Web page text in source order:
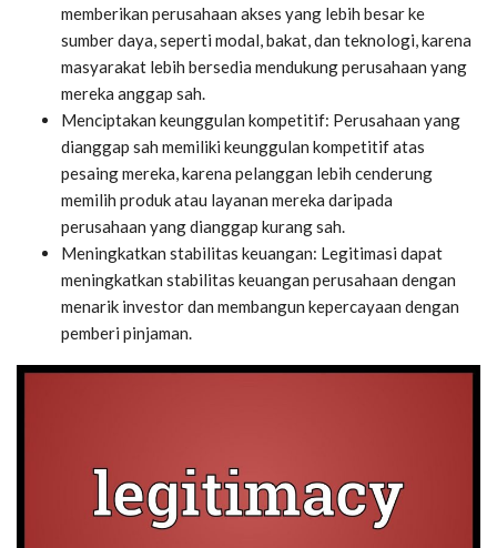
memberikan perusahaan akses yang lebih besar ke
sumber daya, seperti modal, bakat, dan teknologi, karena
masyarakat lebih bersedia mendukung perusahaan yang
mereka anggap sah.
Menciptakan keunggulan kompetitif: Perusahaan yang
dianggap sah memiliki keunggulan kompetitif atas
pesaing mereka, karena pelanggan lebih cenderung
memilih produk atau layanan mereka daripada
perusahaan yang dianggap kurang sah.
Meningkatkan stabilitas keuangan: Legitimasi dapat
meningkatkan stabilitas keuangan perusahaan dengan
menarik investor dan membangun kepercayaan dengan
pemberi pinjaman.